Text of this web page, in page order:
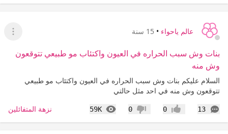
عالم ياحواء • 15 سنة
عرض
بنات وش سبب الحراره في العيون واكتئاب مو طبيعي تتوقعون
وش منه
السلام عليكم بنات وش سبب الحراره في العيون واكتئاب مو طبيعي
تتوقعون وش منه في احد مثل حالتي
13
التعليقات إعجاب0 عدم إعجاب
0
59K
المشاهدات نزهة المتفائلين